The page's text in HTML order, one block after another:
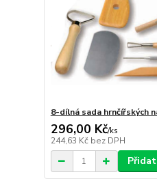
8-dílná sada hrnčířských
296,00 Kč/ks
244,63 Kč bez DPH